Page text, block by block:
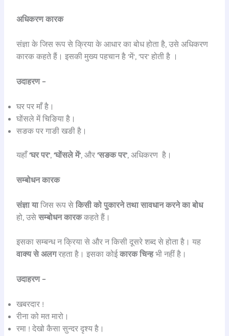
अधिकरण कारक
संज्ञा के जिस रूप से क्रिया के आधार का बोध होता है, उसे अधिकरण
कारक कहते हैं। इसकी मुख्य पहचान है ’में’, ’पर’ होती है ।
उदाहरण –
घर पर माँ है।
घोंसले में चिङिया है।
सङक पर गाङी खङी है।
यहाँ’घर पर’,’घोंसले में’, और’सङक पर’, अधिकरण है।
सम्बोधन कारक
संज्ञा याजिस रूप सेकिसी को पुकारने तथा सावधान करने का बोध
हो, उसेसम्बोधन कारककहते हैं।
इसका सम्बन्ध न क्रिया से और न किसी दूसरे शब्द से होता है। यह
वाक्य से अलगरहता है। इसका कोईकारक चिन्हभी नहीं है।
उदाहरण –
खबरदार !
रीना को मत मारो।
रमा ! देखो कैसा सुन्दर दृश्य है।